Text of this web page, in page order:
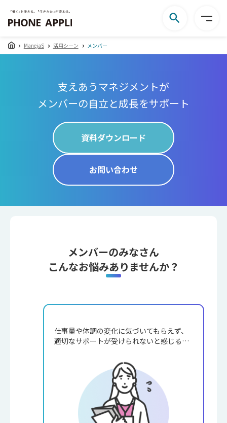
ManejaS 活用シーン メンバー
支えあうマネジメントが
メンバーの自立と成長をサポート
資料ダウンロード
お問い合わせ
メンバーのみなさん
こんなお悩みありませんか？
仕事量や体調の変化に気づいてもらえず、
適切なサポートが受けられないと感じる…